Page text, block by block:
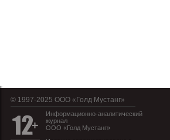
© 1997-2025 OOO «Голд Мустанг»
Информационно-аналитический
журнал
ООО «Голд Мустанг»